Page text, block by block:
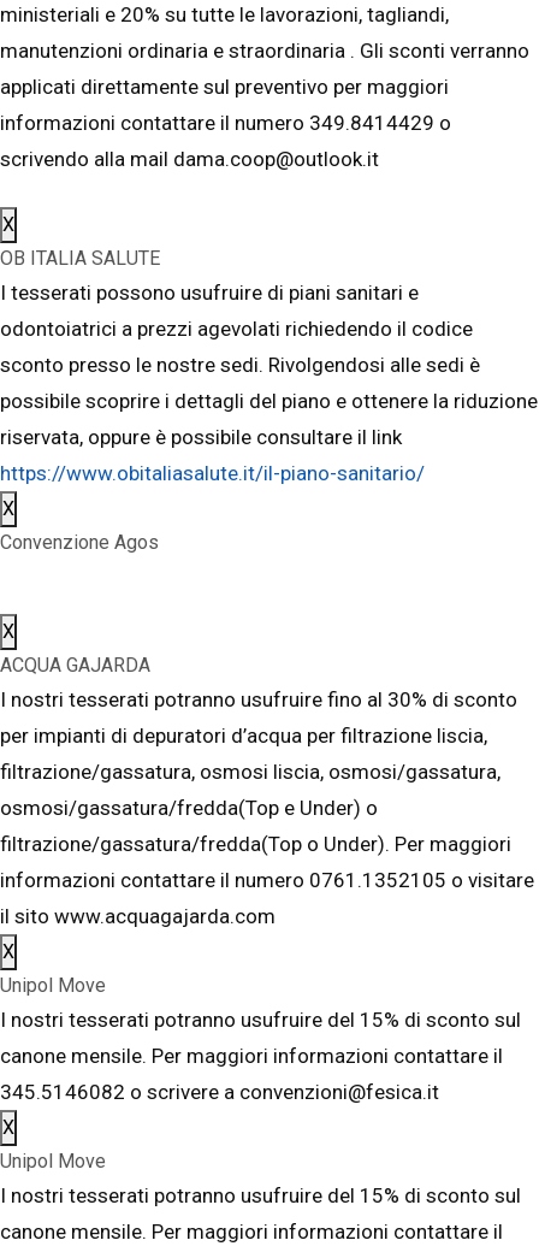
ministeriali e 20% su tutte le lavorazioni, tagliandi,
manutenzioni ordinaria e straordinaria . Gli sconti verranno
applicati direttamente sul preventivo per maggiori
informazioni contattare il numero 349.8414429 o
scrivendo alla mail dama.coop@outlook.it
X
OB ITALIA SALUTE
I tesserati possono usufruire di piani sanitari e
odontoiatrici a prezzi agevolati richiedendo il codice
sconto presso le nostre sedi. Rivolgendosi alle sedi è
possibile scoprire i dettagli del piano e ottenere la riduzione
riservata, oppure è possibile consultare il link
https://www.obitaliasalute.it/il-piano-sanitario/
X
Convenzione Agos
X
ACQUA GAJARDA
I nostri tesserati potranno usufruire fino al 30% di sconto
per impianti di depuratori d’acqua per filtrazione liscia,
filtrazione/gassatura, osmosi liscia, osmosi/gassatura,
osmosi/gassatura/fredda(Top e Under) o
filtrazione/gassatura/fredda(Top o Under). Per maggiori
informazioni contattare il numero 0761.1352105 o visitare
il sito www.acquagajarda.com
X
Unipol Move
I nostri tesserati potranno usufruire del 15% di sconto sul
canone mensile. Per maggiori informazioni contattare il
345.5146082 o scrivere a convenzioni@fesica.it
X
Unipol Move
I nostri tesserati potranno usufruire del 15% di sconto sul
canone mensile. Per maggiori informazioni contattare il